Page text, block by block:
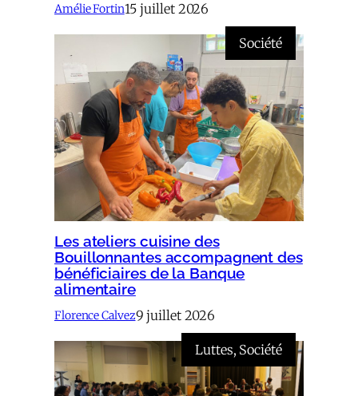
Amélie Fortin15 juillet 2026
Société
Les ateliers cuisine des
Bouillonnantes accompagnent des
bénéficiaires de la Banque
alimentaire
Florence Calvez9 juillet 2026
Luttes, Société